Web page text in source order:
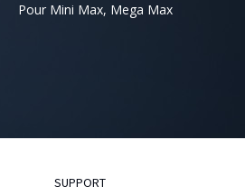
Pour Mini Max, Mega Max
SUPPORT